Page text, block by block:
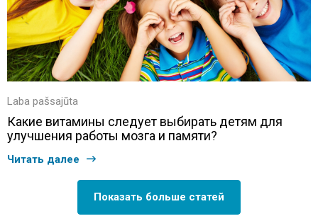
Laba pašsajūta
Какие витамины следует выбирать детям для
улучшения работы мозга и памяти?
Читать далее
Показать больше статей